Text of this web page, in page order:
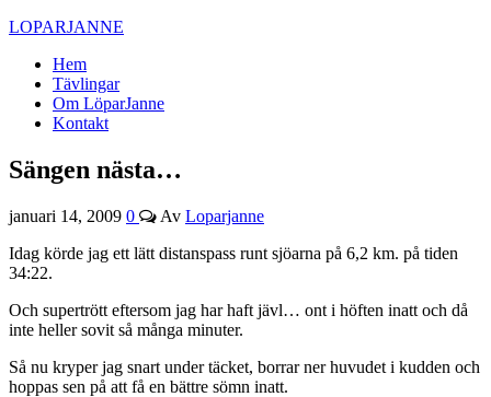
LOPARJANNE
Hem
Tävlingar
Om LöparJanne
Kontakt
Sängen nästa…
januari 14, 2009 0 Av Loparjanne
Idag körde jag ett lätt distanspass runt sjöarna på 6,2 km. på tiden
34:22.
Och supertrött eftersom jag har haft jävl… ont i höften inatt och då
inte heller sovit så många minuter.
Så nu kryper jag snart under täcket, borrar ner huvudet i kudden och
hoppas sen på att få en bättre sömn inatt.